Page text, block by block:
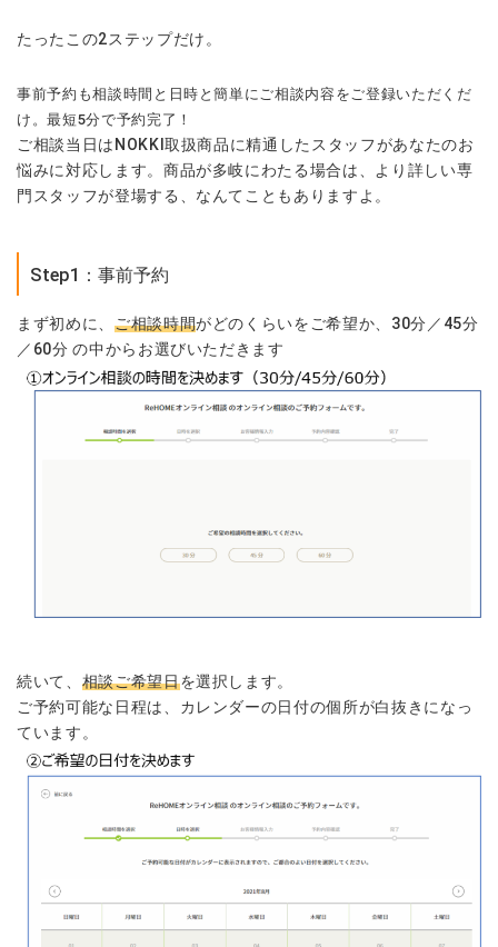
たったこの2ステップだけ。
事前予約も相談時間と日時と簡単にご相談内容をご登録いただくだ
け。最短5分で予約完了！
ご相談当日はNOKKI取扱商品に精通したスタッフがあなたのお
悩みに対応します。商品が多岐にわたる場合は、より詳しい専
門スタッフが登場する、なんてこともありますよ。
Step1：事前予約
まず初めに、 ご相談時間がどのくらいをご希望か、30分／45分
／60分 の中からお選びいただきます
続いて、 相談ご希望日を選択します。
ご予約可能な日程は、カレンダーの日付の個所が白抜きになっ
ています。